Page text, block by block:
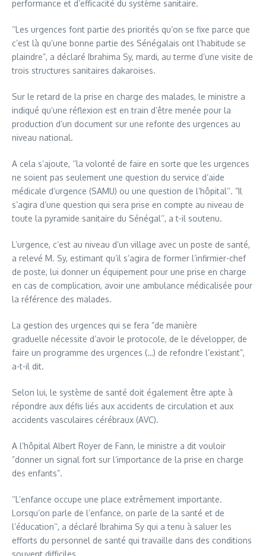
performance et d’efficacité du système sanitaire.
‘’Les urgences font partie des priorités qu’on se fixe parce que
c’est là qu’une bonne partie des Sénégalais ont l’habitude se
plaindre”, a déclaré Ibrahima Sy, mardi, au terme d’une visite de
trois structures sanitaires dakaroises.
Sur le retard de la prise en charge des malades, le ministre a
indiqué qu’une réflexion est en train d’être menée pour la
production d’un document sur une refonte des urgences au
niveau national.
A cela s’ajoute, ‘’la volonté de faire en sorte que les urgences
ne soient pas seulement une question du service d’aide
médicale d’urgence (SAMU) ou une question de l’hôpital’’. ”Il
s’agira d’une question qui sera prise en compte au niveau de
toute la pyramide sanitaire du Sénégal’’, a t-il soutenu.
L’urgence, c’est au niveau d’un village avec un poste de santé,
a relevé M. Sy, estimant qu’il s’agira de former l’infirmier-chef
de poste, lui donner un équipement pour une prise en charge
en cas de complication, avoir une ambulance médicalisée pour
la référence des malades.
La gestion des urgences qui se fera ”de manière
graduelle nécessite d’avoir le protocole, de le développer, de
faire un programme des urgences (…) de refondre l’existant”,
a-t-il dit.
Selon lui, le système de santé doit également être apte à
répondre aux défis liés aux accidents de circulation et aux
accidents vasculaires cérébraux (AVC).
A l’hôpital Albert Royer de Fann, le ministre a dit vouloir
”donner un signal fort sur l’importance de la prise en charge
des enfants”.
‘’L’enfance occupe une place extrêmement importante.
Lorsqu’on parle de l’enfance, on parle de la santé et de
l’éducation’’, a déclaré Ibrahima Sy qui a tenu à saluer les
efforts du personnel de santé qui travaille dans des conditions
souvent difficiles.